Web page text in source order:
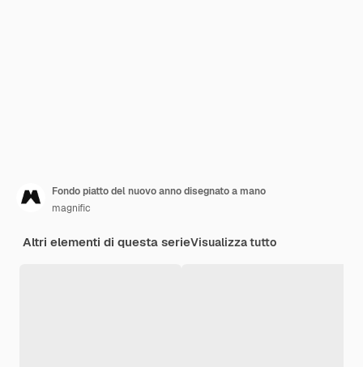
Fondo piatto del nuovo anno disegnato a mano
magnific
Altri elementi di questa serieVisualizza tutto